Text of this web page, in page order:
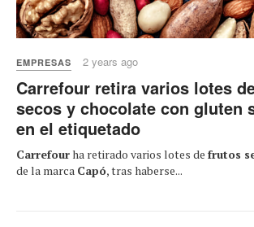
EMPRESAS 2 years ago
Carrefour retira varios lotes
secos y chocolate con gluten
en el etiquetado
Carrefourha retirado varios lotes de frutos
de la marca Capó, tras haberse...